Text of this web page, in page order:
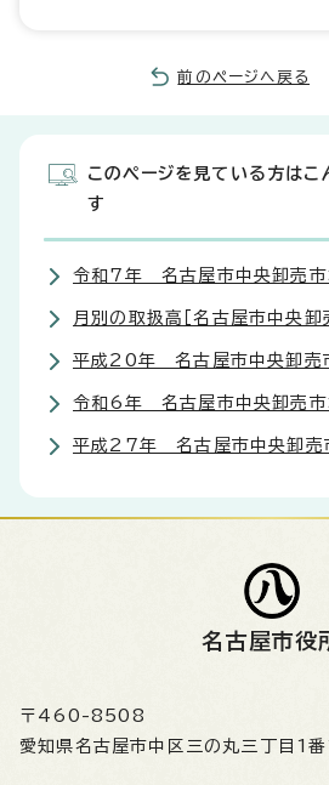
前のページへ戻る
このページを見ている方はこ
す
令和7年 名古屋市中央卸売市
月別の取扱高［名古屋市中央卸
平成20年 名古屋市中央卸売
令和6年 名古屋市中央卸売市
平成27年 名古屋市中央卸売
名古屋市役
〒460-8508
愛知県名古屋市中区三の丸三丁目1